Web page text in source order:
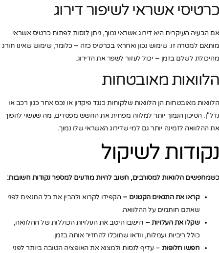
כרטיסי אשראי לשיפור דירוג
אם הבעיה העיקרית היא דירוג אשראי נמוך, ניתן לנסות לפתוח כרטיס אשראי
מותאם למטרה זו. שימוש נכון ואחראי בכרטיס כזה – כלומר, שימוש שאינו חורג
מהיכולת לשלם בזמן – יכול לעזור לשפר את הדירוג.
הלוואות מאובטחות
הלוואות מאובטחות הן הלוואות שלקוחות כנגד פיקדון או נכס אחר כגון רכב או
נדל"ן. הסיכון הנמוך יותר למלווה מפחית את החשש מפסדים, מה שעשוי להפוך
את ההלוואה לזמינה יותר גם למי שדירוג האשראי שלו נמוך.
נקודות לשיקול
כשמחפשים הלוואות למסורבים, חשוב להיות מודעים למספר נקודות חשובות:
קראו את התנאים הקטנים – הקפידו לקרוא ולהבין את כל התנאים לפני
שאתם חותמים על ההלוואה.
שקלו את העלויות – חישבו היטב את העלויות הכוללות של ההלוואה,
כולל ריביות ועמלות, וודאו שתוכלו להחזיר אותה בזמן.
חפשו חלופות – עדיף לנסות ולמצוא את האופציה הטובה ביותר לפני